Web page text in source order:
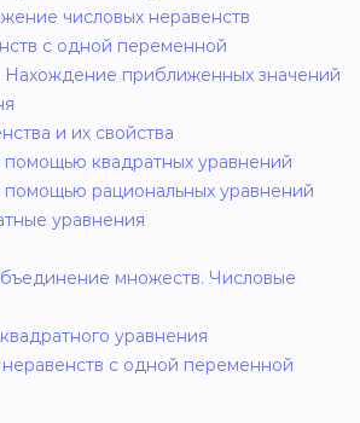
числовых неравенств
с одной переменной
Нахождение приближенных значений
и их свойства
квадратных уравнений
рациональных уравнений
уравнения
множеств. Числовые
уравнения
с одной переменной